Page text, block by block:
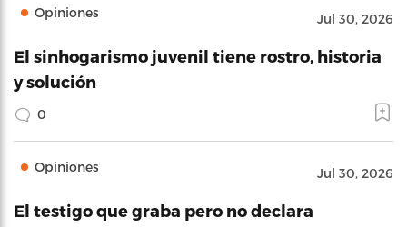
Opiniones Jul 30, 2026
El sinhogarismo juvenil tiene rostro, historia
y solución
0
Opiniones Jul 30, 2026
El testigo que graba pero no declara